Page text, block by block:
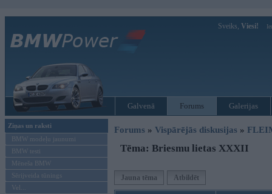
Sveiks, Viesi!
Galvenā Forums Galerijas
Ziņas un raksti
BMW modeļu jaunumi
BMW testi
Mēneša BMW
Sērijveida tūnings
Vel...
Forums » Vispārējās diskusijas »
Tēma: Briesmu lietas XXXII
Jauna tēma Atbildēt